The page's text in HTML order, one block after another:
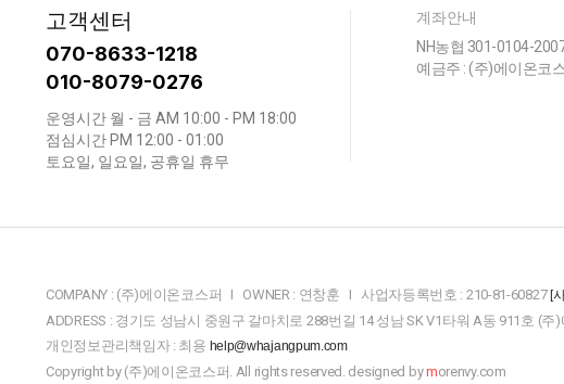
고객센터
070-8633-1218
010-8079-0276
운영시간 월 - 금 AM 10:00 - PM 18:00
점심시간 PM 12:00 - 01:00
토요일, 일요일, 공휴일 휴무
계좌안내
NH농협 301-0104-
예금주 : (주)에이온코
COMPANY : (주)에이온코스퍼 I OWNER : 연창훈 I 사업자등록번호 : 210-81-60827 [
ADDRESS : 경기도 성남시 중원구 갈마치로 288번길 14 성남 SK V1타워 A동 911호 (
개인정보관리책임자 : 최용 help@whajangpum.com
Copyright by (주)에이온코스퍼. All rights reserved. designed bymorenvy.com